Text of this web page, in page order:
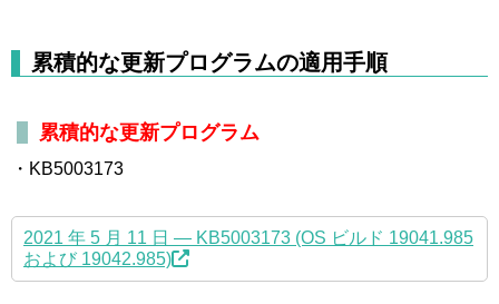
累積的な更新プログラムの適用手順
累積的な更新プログラム
・KB5003173
2021 年 5 月 11 日 — KB5003173 (OS ビルド 19041.985
および 19042.985)